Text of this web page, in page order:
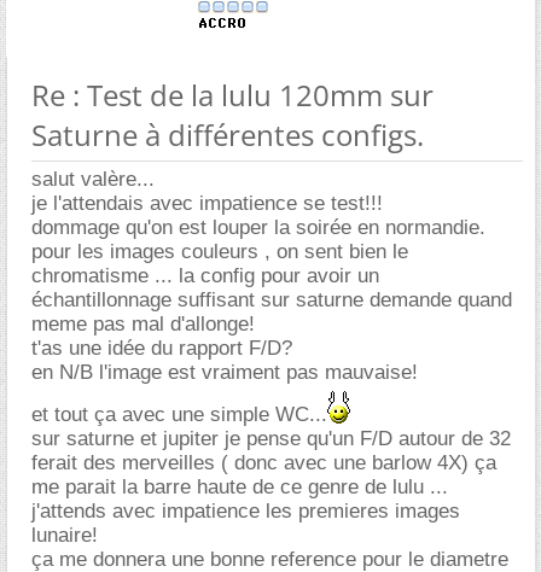
Re : Test de la lulu 120mm sur
Saturne à différentes configs.
salut valère...
je l'attendais avec impatience se test!!!
dommage qu'on est louper la soirée en normandie.
pour les images couleurs , on sent bien le
chromatisme ... la config pour avoir un
échantillonnage suffisant sur saturne demande quand
meme pas mal d'allonge!
t'as une idée du rapport F/D?
en N/B l'image est vraiment pas mauvaise!
et tout ça avec une simple WC...
sur saturne et jupiter je pense qu'un F/D autour de 32
ferait des merveilles ( donc avec une barlow 4X) ça
me parait la barre haute de ce genre de lulu ...
j'attends avec impatience les premieres images
lunaire!
ça me donnera une bonne reference pour le diametre